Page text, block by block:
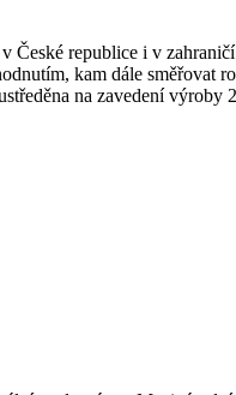
České republice i v
kam dále směřovat
na zavedení